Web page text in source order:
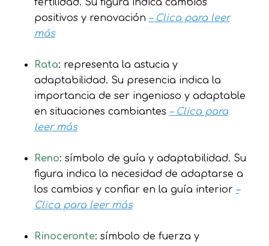
fertilidad. Su figura indica cambios
positivos y renovación – Clica para leer
más
Rata: representa la astucia y
adaptabilidad. Su presencia indica la
importancia de ser ingenioso y adaptable
en situaciones cambiantes – Clica para
leer más
Reno: símbolo de guía y adaptabilidad. Su
figura indica la necesidad de adaptarse a
los cambios y confiar en la guía interior –
Clica para leer más
Rinoceronte: símbolo de fuerza y